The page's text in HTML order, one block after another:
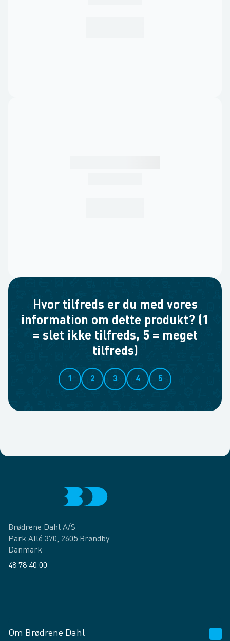
Hvor tilfreds er du med vores
information om dette produkt? (1
= slet ikke tilfreds, 5 = meget
tilfreds)
1 2 3 4 5
Brødrene Dahl A/S
Park Allé 370, 2605 Brøndby
Danmark
48 78 40 00
Om Brødrene Dahl